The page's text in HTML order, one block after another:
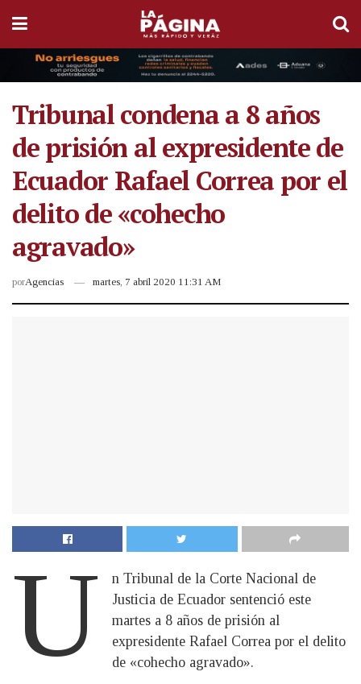
Tribunal condena a 8 años
de prisión al expresidente de
Ecuador Rafael Correa por el
delito de «cohecho
agravado»
porAgencias martes, 7 abril 2020 11:31 AM
U
n Tribunal de la Corte Nacional de
Justicia de Ecuador sentenció este
martes a 8 años de prisión al
expresidente Rafael Correa por el delito
de «cohecho agravado».